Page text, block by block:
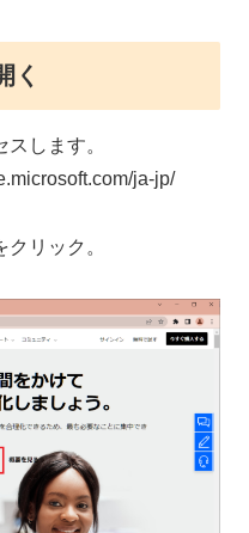
く
スします。
ja-jp/
リック。